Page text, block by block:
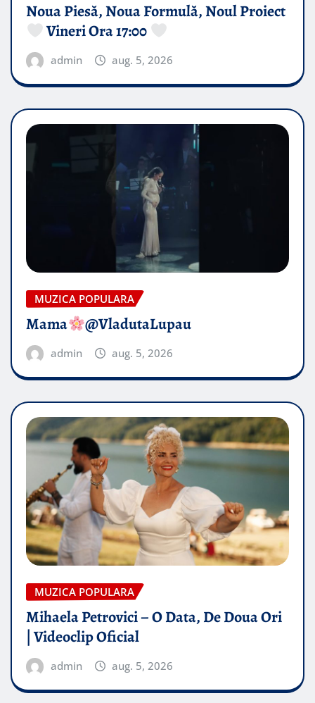
Noua Piesă, Noua Formulă, Noul Proiect
Vineri Ora 17:00
admin aug. 5, 2026
MUZICA POPULARA
Mama @VladutaLupau
admin aug. 5, 2026
MUZICA POPULARA
Mihaela Petrovici – O Data, De Doua Ori
| Videoclip Oficial
admin aug. 5, 2026